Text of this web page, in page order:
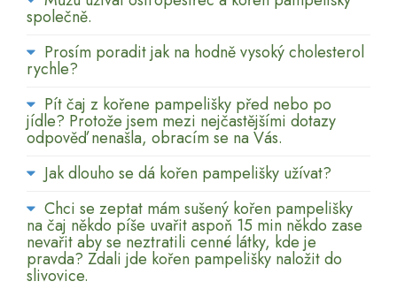
společně.
Prosím poradit jak na hodně vysoký cholesterol
rychle?
Pít čaj z kořene pampelišky před nebo po
jídle? Protože jsem mezi nejčastějšími dotazy
odpověď nenašla, obracím se na Vás.
Jak dlouho se dá kořen pampelišky užívat?
Chci se zeptat mám sušený kořen pampelišky
na čaj někdo píše uvařit aspoň 15 min někdo zase
nevařit aby se neztratili cenné látky, kde je
pravda? Zdali jde kořen pampelišky naložit do
slivovice.